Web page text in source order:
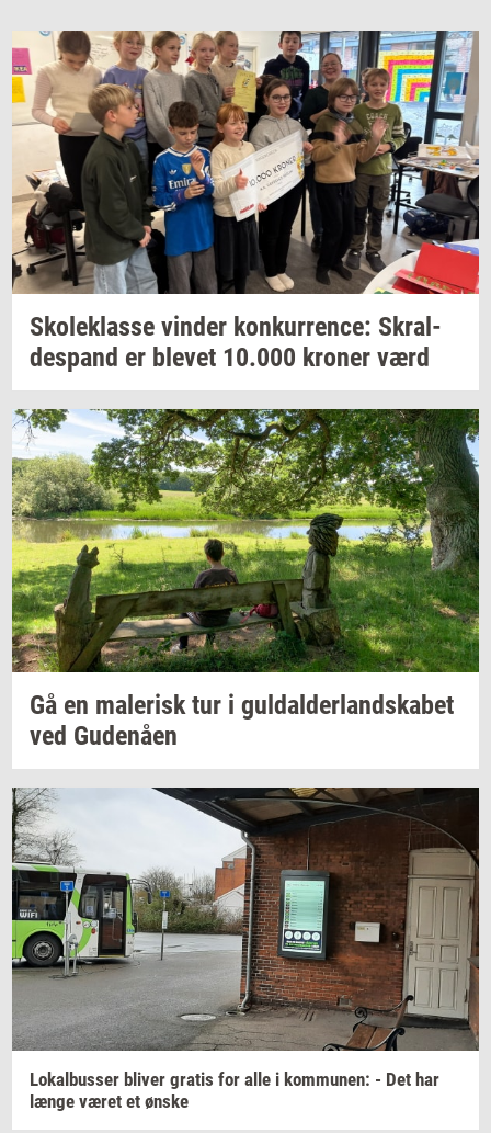
Sko­le­klas­se vin­der kon­kur­ren­ce: Skral­
des­pand er ble­vet 10.000 kro­ner værd
Gå en ma­le­risktur i gul­dal­der­land­ska­bet
ved Gu­denå­en
Lo­kal­bus­ser bli­ver gra­tis for alle i kom­mu­nen: - Det har
længe været et ønske